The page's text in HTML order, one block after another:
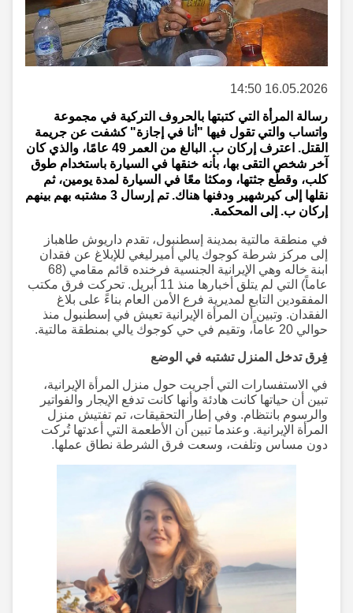
16.05.2026 14:50
رسالة المرأة التي كتبتها بالحروف التركية في مجموعة
واتساب والتي تقول فيها "أنا في إجازة" كشفت عن جريمة
القتل. اعترف إركان ب. البالغ من العمر 49 عامًا، والذي كان
آخر شخص التقى بها، بأنه خنقها في السيارة باستخدام طوق
كلب، وقطّع جثتها، ومكثا معًا في السيارة لمدة يومين، ثم
نقلها إلى كيرشهير ودفنها هناك. تم إرسال 3 مشتبه بهم بينهم
إركان ب. إلى المحكمة.
في منطقة مالتية بمدينة إسطنبول، تقدم داريوش طاهباز
إلى مركز شرطة كوجوك يالي أميرليغي للإبلاغ عن فقدان
ابنة خاله وهي الإيرانية الجنسية فرخنده قائم مقامي (68
عاماً) التي لم يتلق أخبارها منذ 11 أبريل. تحركت فرق مكتب
المفقودين التابع لمديرية فرع الأمن العام بناءً على بلاغ
الفقدان. وتبين أن المرأة الإيرانية تعيش في إسطنبول منذ
حوالي 20 عاماً، وتقيم في حي كوجوك يالي بمنطقة مالتية.
فِرق تدخل المنزل تشتبه في الوضع
في الاستفسارات التي أجريت حول منزل المرأة الإيرانية،
تبين أن حياتها كانت هادئة وأنها كانت تدفع الإيجار والفواتير
والرسوم بانتظام. وفي إطار التحقيقات، تم تفتيش منزل
المرأة الإيرانية. وعندما تبين أن الأطعمة التي أعدتها تُركت
دون مساس وتلفت، وسعت فرق الشرطة نطاق عملها.